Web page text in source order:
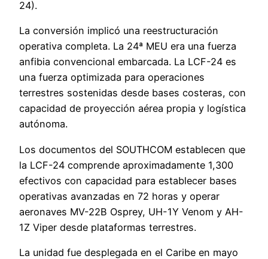
24).
La conversión implicó una reestructuración
operativa completa. La 24ª MEU era una fuerza
anfibia convencional embarcada. La LCF-24 es
una fuerza optimizada para operaciones
terrestres sostenidas desde bases costeras, con
capacidad de proyección aérea propia y logística
autónoma.
Los documentos del SOUTHCOM establecen que
la LCF-24 comprende aproximadamente 1,300
efectivos con capacidad para establecer bases
operativas avanzadas en 72 horas y operar
aeronaves MV-22B Osprey, UH-1Y Venom y AH-
1Z Viper desde plataformas terrestres.
La unidad fue desplegada en el Caribe en mayo